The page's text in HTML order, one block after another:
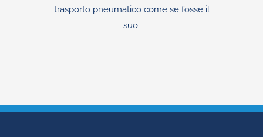
trasporto pneumatico come se fosse il
suo.